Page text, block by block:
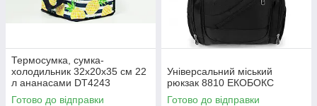
Термосумка, сумка-
холодильник 32х20х35 см 22
л ананасами DT4243
ЕКОБОКС
Готово до відправки
Універсальний міський
рюкзак 8810 ЕКОБОКС
Готово до відправки